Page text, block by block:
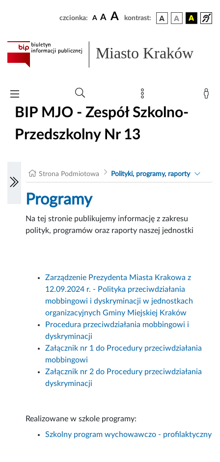
czcionka: A A A kontrast:
Miasto Kraków
BIP MJO - Zespół Szkolno-
Przedszkolny Nr 13
Strona Podmiotowa Polityki, programy, raporty
Programy
Na tej stronie publikujemy informację z zakresu
polityk, programów oraz raporty naszej jednostki
Zarządzenie Prezydenta Miasta Krakowa z
12.09.2024 r. - Polityka przeciwdziałania
mobbingowi i dyskryminacji w jednostkach
organizacyjnych Gminy Miejskiej Kraków
Procedura przeciwdziałania mobbingowi i
dyskryminacji
Załącznik nr 1 do Procedury przeciwdziałania
mobbingowi
Załącznik nr 2 do Procedury przeciwdziałania
dyskryminacji
Realizowane w szkole programy:
Szkolny program wychowawczo - profilaktyczny